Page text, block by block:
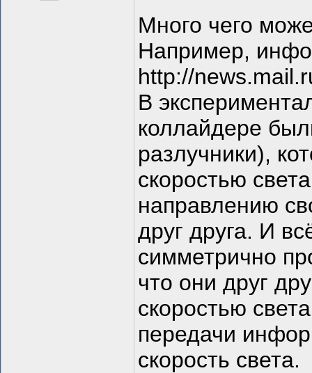
Много чего
Например,
http://
В
коллайдере
разлучники),
скоростью
направлению
друг друга. И
симметрично
что они друг
скоростью
передачи
скорость света.